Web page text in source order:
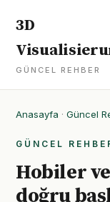
3D
GÜNCEL REHBER
Anasayfa · Güncel
GÜNCEL
Hobiler
doğru